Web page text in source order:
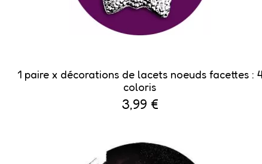
1 paire x ​décorations de lacets noeuds facettes : 4
coloris
3,99 €